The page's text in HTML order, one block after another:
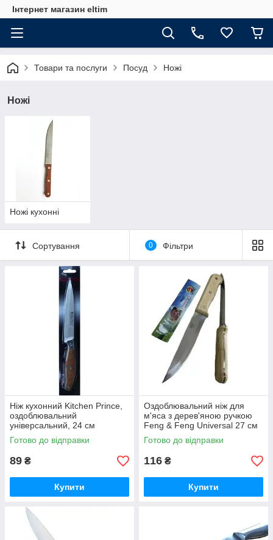
Інтернет магазин eltim
Товари та послуги Посуд Ножі
Ножі
Ножі кухонні
Сортування 0 Фільтри
Ніж кухонний Kitchen Prince,
оздоблювальний
універсальний, 24 см
Готово до відправки
89 ₴
Купити
Оздоблювальний ніж для
м'яса з дерев'яною ручкою
Feng & Feng Universal 27 см
Готово до відправки
116 ₴
Купити